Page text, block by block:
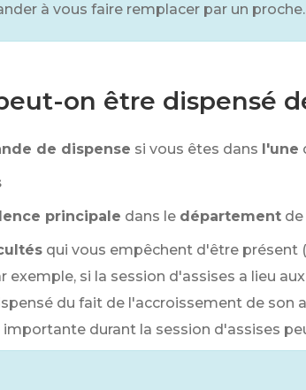
à vous faire remplacer par un proche.
on être dispensé
de dispense si vous êtes dans l'une
principale dans le département
qui vous empêchent d'être présent
exemple, si la session d'assises a lieu
du fait de l'accroissement de son
durant la session d'assises